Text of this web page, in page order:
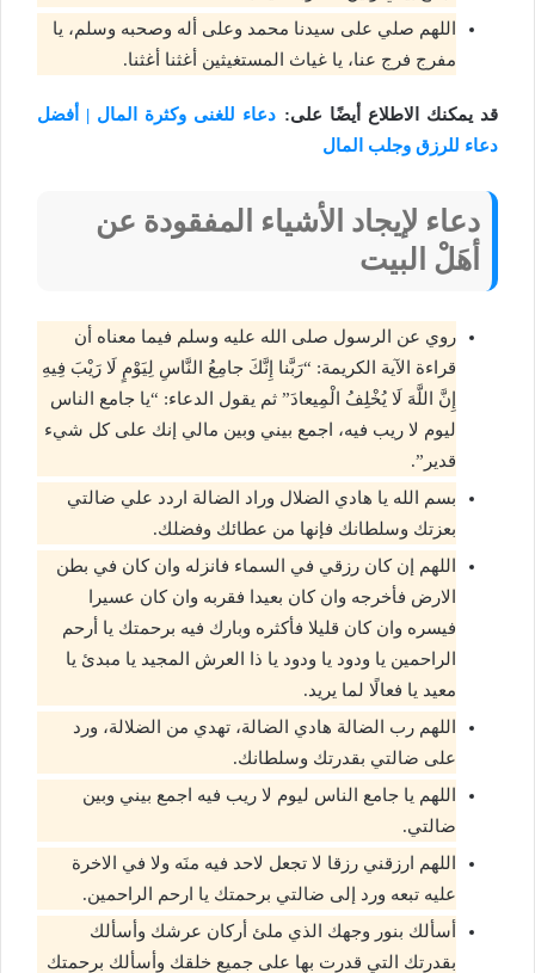
اللهم صلي على سيدنا محمد وعلى أله وصحبه وسلم، يا
مفرج فرج عنا، يا غياث المستغيثين أغثنا أغثنا.
قد يمكنك الاطلاع أيضًا على: دعاء للغنى وكثرة المال | أفضل
دعاء للرزق وجلب المال
دعاء لإيجاد الأشياء المفقودة عن
أهَلْ البيت
روي عن الرسول صلى الله عليه وسلم فيما معناه أن
قراءة الآية الكريمة: “رَبَّنا إِنَّكَ جامِعُ النَّاسِ لِيَوْمٍ لَا رَيْبَ فِيهِ
إِنَّ اللَّهَ لَا يُخْلِفُ الْمِيعادَ” ثم يقول الدعاء: “يا جامع الناس
ليوم لا ريب فيه، اجمع بيني وبين مالي إنك على كل شيء
قدير”.
بسم الله يا هادي الضلال وراد الضالة اردد علي ضالتي
بعزتك وسلطانك فإنها من عطائك وفضلك.
اللهم إن كان رزقي في السماء فانزله وان كان في بطن
الارض فأخرجه وان كان بعيدا فقربه وان كان عسيرا
فيسره وان كان قليلا فأكثره وبارك فيه برحمتك يا أرحم
الراحمين يا ودود يا ودود يا ذا العرش المجيد يا مبدئ يا
معيد يا فعالًا لما يريد.
اللهم رب الضالة هادي الضالة، تهدي من الضلالة، ورد
على ضالتي بقدرتك وسلطانك.
اللهم يا جامع الناس ليوم لا ريب فيه اجمع بيني وبين
ضالتي.
اللهم ارزقني رزقا لا تجعل لاحد فيه منَه ولا في الاخرة
عليه تبعه ورد إلى ضالتي برحمتك يا ارحم الراحمين.
أسألك بنور وجهك الذي ملئ أركان عرشك وأسألك
بقدرتك التي قدرت بها على جميع خلقك وأسألك برحمتك